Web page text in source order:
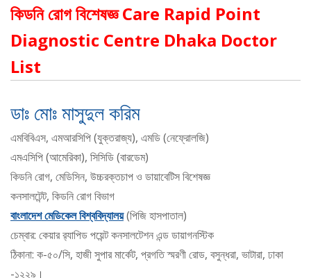
কিডনি রোগ বিশেষজ্ঞ Care Rapid Point
Diagnostic Centre Dhaka Doctor
List
ডাঃ মোঃ মাসুদুল করিম
এমবিবিএস, এমআরসিপি (যুক্তরাজ্য), এমডি (নেফ্রোলজি)
এমএসিপি (আমেরিকা), সিসিডি (বারডেম)
কিডনি রোগ, মেডিসিন, উচ্চরক্তচাপ ও ডায়াবেটিস বিশেষজ্ঞ
কনসালটেন্ট, কিডনি রোগ বিভাগ
বাংলাদেশ মেডিকেল বিশ্ববিদ্যালয়(পিজি হাসপাতাল)
চেম্বার: কেয়ার র‍্যাপিড পয়েন্ট কনসালটেশন এন্ড ডায়াগনস্টিক
ঠিকানা: ক-৫০/সি, হাজী সুপার মার্কেট, প্রগতি স্মরণী রোড, বসুন্ধরা, ভাটারা, ঢাকা
-১২২৯।